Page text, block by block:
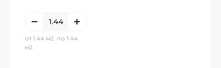
от 1.44 м2. по 1.44
м2.